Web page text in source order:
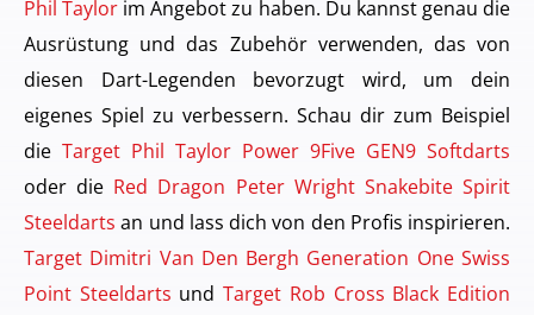
Phil Taylor im Angebot zu haben. Du kannst genau die
Ausrüstung und das Zubehör verwenden, das von
diesen Dart-Legenden bevorzugt wird, um dein
eigenes Spiel zu verbessern. Schau dir zum Beispiel
die Target Phil Taylor Power 9Five GEN9 Softdarts
oder die Red Dragon Peter Wright Snakebite Spirit
Steeldarts an und lass dich von den Profis inspirieren.
Target Dimitri Van Den Bergh Generation One Swiss
Point Steeldarts undTarget Rob Cross Black Edition